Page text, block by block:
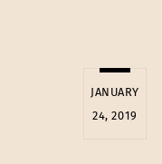
JANUARY
24, 2019